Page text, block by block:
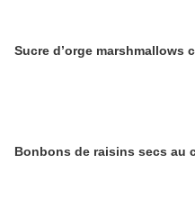
Sucre d’orge marshmallows
Bonbons de raisins secs au